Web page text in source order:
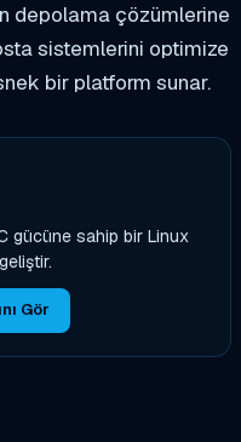
depolama çözümlerine
sistemlerini optimize
bir platform sunar.
gücüne sahip bir Linux
Gör